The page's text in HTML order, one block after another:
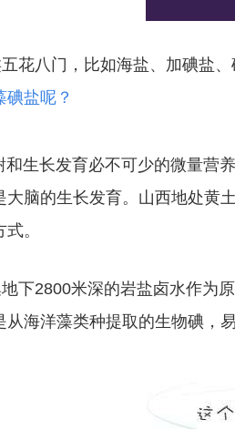
八门，比如海盐、加碘盐、
碘盐呢？
长发育必不可少的微量营养
大脑的生长发育。山西地处黄
。
2800米深的岩盐卤水作为
从海洋藻类种提取的生物碘，